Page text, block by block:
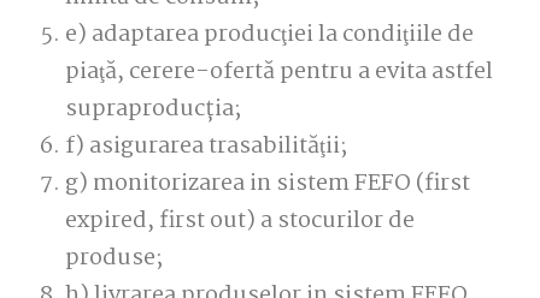
e) adaptarea producţiei la condiţiile de
piaţă, cerere-ofertă pentru a evita astfel
supraproducția;
f) asigurarea trasabilităţii;
g) monitorizarea in sistem FEFO (first
expired, first out) a stocurilor de
produse;